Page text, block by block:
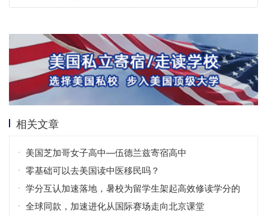
相关文章
美国芝加哥女子高中—伍德兰兹寄宿高中
零基础可以去美国读中医移民吗？
学分互认加速落地，暑校为留学生架起高效修读学分的
桥梁
全球同款，加速进化从国际赛场走向北京课堂